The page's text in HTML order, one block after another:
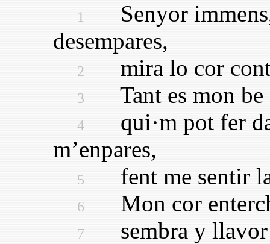
1
Senyor immens,
desempares,
2 mira lo cor
3 Tant es mon be
4
qui·m pot fer
m’enpares,
5 fent me sentir
6 Mon cor
7 sembra y llavor